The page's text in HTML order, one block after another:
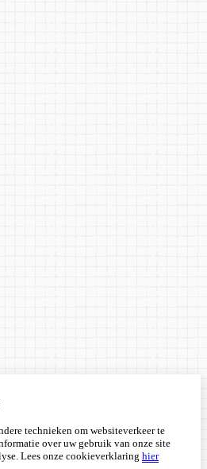
technieken om websiteverkeer te
over uw gebruik van onze site
Lees onze cookieverklaring hier